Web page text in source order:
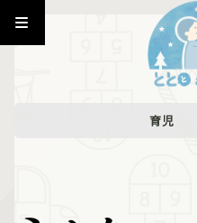
育児